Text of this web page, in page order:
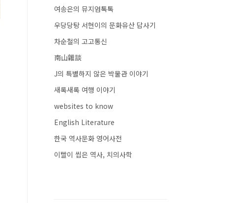
여송은의 뮤지엄톡톡
우당당탕 서현이의 문화유산 답사기
차순철의 고고통신
南山雜談
J의 특별하지 않은 박물관 이야기
새록새록 여행 이야기
websites to know
English Literature
한국 역사문화 영어사전
이빨이 씹은 역사, 치의사학